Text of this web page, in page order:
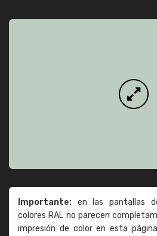
Importante: en las pantallas
colores RAL no parecen
impresión de color en esta